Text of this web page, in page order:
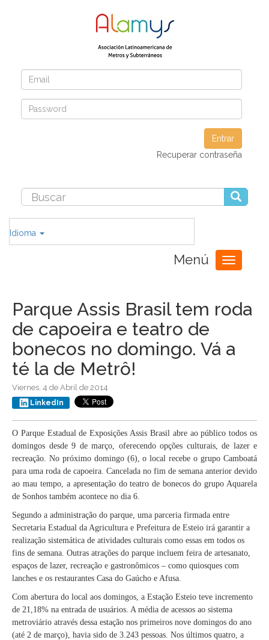
Entrar
Recuperar contraseña
Idioma
Menú
Toggle
navigation
Parque Assis Brasil tem roda
de capoeira e teatro de
bonecos no domingo. Vá a
té la de Metrô!
Viernes, 4 de Abril de 2014
LinkedIn
O Parque Estadual de Exposições Assis Brasil abre ao público todos os
domingos desde 9 de março, oferecendo opções culturais, de lazer e
recreação. No próximo domingo (6), o local recebe o grupo Camboatá
para uma roda de capoeira. Cancelada no fim de semana anterior devido
ao mau tempo, a apresentação do teatro de bonecos do grupo Aquarela
de Sonhos também acontece no dia 6.
Segundo a administração do parque, uma parceria firmada entre
Secretaria Estadual da Agricultura e Prefeitura de Esteio irá garantir a
realização sistemática de atividades culturais como essas em todos os
fins de semana. Outras atrações do parque incluem feira de artesanato,
espaços de lazer, recreação e gastronômicos – como quiosques com
lanches e os restaurantes Casa do Gaúcho e Afusa.
Com abertura do local aos domingos, a Estação Esteio teve incremento
de 21,18% na entrada de usuários. A média de acessos ao sistema
metroviário através dessa estação nos primeiros nove domingos do ano
(até 2 de março), havia sido de 3.243 pessoas. Nos últimos quatro, a